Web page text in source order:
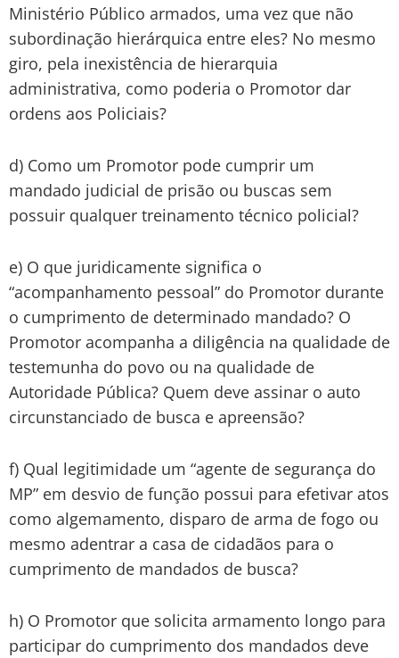
Ministério Público armados, uma vez que não
subordinação hierárquica entre eles? No mesmo
giro, pela inexistência de hierarquia
administrativa, como poderia o Promotor dar
ordens aos Policiais?
d) Como um Promotor pode cumprir um
mandado judicial de prisão ou buscas sem
possuir qualquer treinamento técnico policial?
e) O que juridicamente significa o
“acompanhamento pessoal” do Promotor durante
o cumprimento de determinado mandado? O
Promotor acompanha a diligência na qualidade de
testemunha do povo ou na qualidade de
Autoridade Pública? Quem deve assinar o auto
circunstanciado de busca e apreensão?
f) Qual legitimidade um “agente de segurança do
MP” em desvio de função possui para efetivar atos
como algemamento, disparo de arma de fogo ou
mesmo adentrar a casa de cidadãos para o
cumprimento de mandados de busca?
h) O Promotor que solicita armamento longo para
participar do cumprimento dos mandados deve